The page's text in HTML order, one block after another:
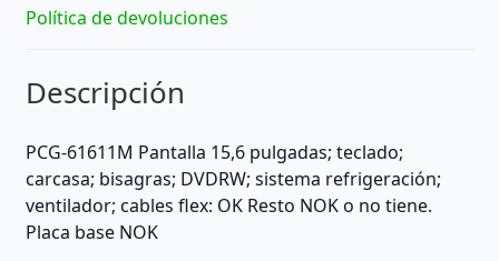
Política de devoluciones
Descripción
PCG-61611M Pantalla 15,6 pulgadas; teclado;
carcasa; bisagras; DVDRW; sistema refrigeración;
ventilador; cables flex: OK Resto NOK o no tiene.
Placa base NOK